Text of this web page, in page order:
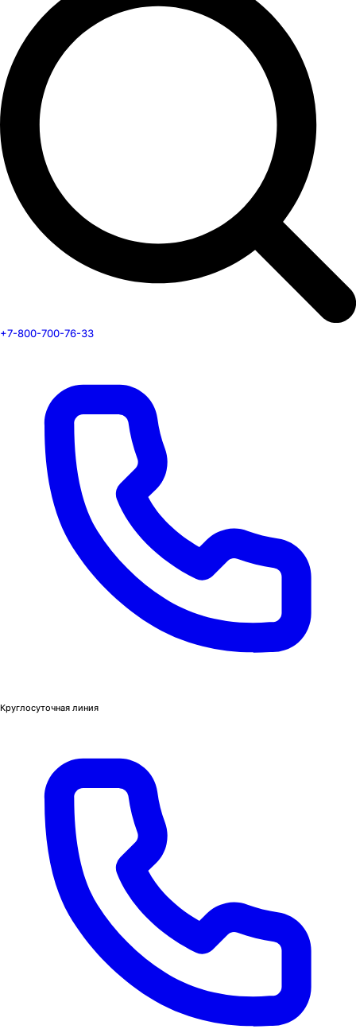
+7-800-700-76-33
Круглосуточная линия